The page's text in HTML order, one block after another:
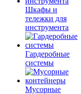
Шкафы и
тележки для
инструмента
Гардеробные
системы
Мусорные